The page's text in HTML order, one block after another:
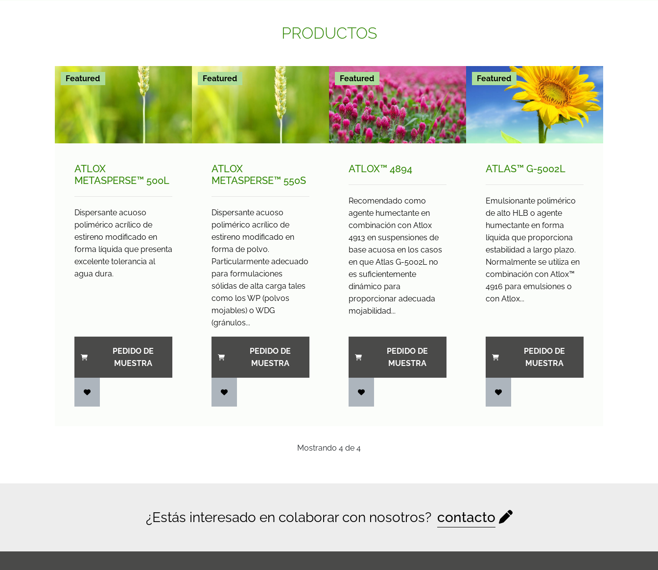
PRODUCTOS
Featured
ATLOX
METASPERSE™ 500L
Dispersante acuoso
polimérico acrílico de
estireno modificado en
forma líquida que presenta
excelente tolerancia al
agua dura.
PEDIDO DE
MUESTRA
Featured
ATLOX
METASPERSE™ 550S
Dispersante acuoso
polimérico acrílico de
estireno modificado en
forma de polvo.
Particularmente adecuado
para formulaciones
sólidas de alta carga tales
como los WP (polvos
mojables) o WDG
(gránulos...
PEDIDO DE
MUESTRA
Featured
ATLOX™ 4894
Recomendado como
agente humectante en
combinación con Atlox
4913 en suspensiones de
base acuosa en los casos
en que Atlas G-5002L no
es suficientemente
dinámico para
proporcionar adecuada
mojabilidad...
PEDIDO DE
MUESTRA
Featured
ATLAS™ G-5002L
Emulsionante polimérico
de alto HLB o agente
humectante en forma
líquida que proporciona
estabilidad a largo plazo.
Normalmente se utiliza en
combinación con Atlox™
4916 para emulsiones o
con Atlox...
PEDIDO DE
MUESTRA
Mostrando 4 de 4
¿Estás interesado en colaborar con nosotros? contacto